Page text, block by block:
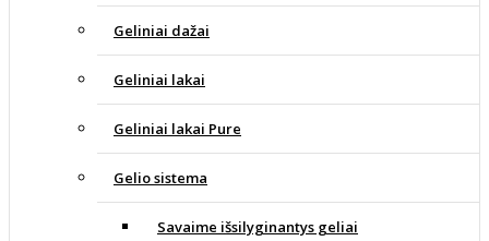
Geliniai dažai
Geliniai lakai
Geliniai lakai Pure
Gelio sistema
Savaime išsilyginantys geliai